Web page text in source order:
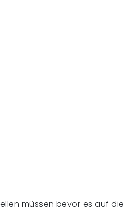
müssen bevor es auf die